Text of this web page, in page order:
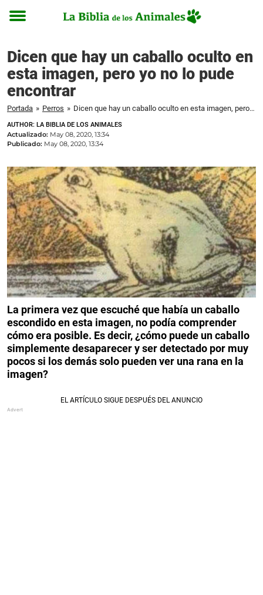
Toggle
Dicen que hay un caballo oculto en
esta imagen, pero yo no lo pude
encontrar
Portada » Perros » Dicen que hay un caballo oculto en esta imagen, pero yo no lo pude encontrar
AUTHOR: LA BIBLIA DE LOS ANIMALES
Actualizado: May 08, 2020, 13:34
Publicado: May 08, 2020, 13:34
La primera vez que escuché que había un caballo
escondido en esta imagen, no podía comprender
cómo era posible. Es decir, ¿cómo puede un caballo
simplemente desaparecer y ser detectado por muy
pocos si los demás solo pueden ver una rana en la
imagen?